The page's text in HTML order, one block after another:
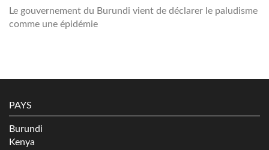
Le gouvernement du Burundi vient de déclarer le paludisme
comme une épidémie
PAYS
Burundi
Kenya